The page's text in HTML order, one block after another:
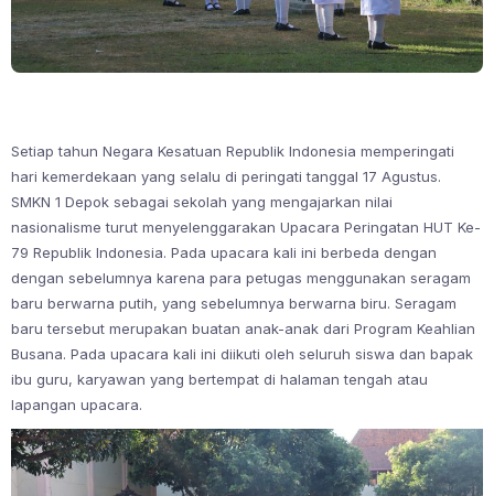
Setiap tahun Negara Kesatuan Republik Indonesia memperingati
hari kemerdekaan yang selalu di peringati tanggal 17 Agustus.
SMKN 1 Depok sebagai sekolah yang mengajarkan nilai
nasionalisme turut menyelenggarakan Upacara Peringatan HUT Ke-
79 Republik Indonesia. Pada upacara kali ini berbeda dengan
dengan sebelumnya karena para petugas menggunakan seragam
baru berwarna putih, yang sebelumnya berwarna biru. Seragam
baru tersebut merupakan buatan anak-anak dari Program Keahlian
Busana. Pada upacara kali ini diikuti oleh seluruh siswa dan bapak
ibu guru, karyawan yang bertempat di halaman tengah atau
lapangan upacara.